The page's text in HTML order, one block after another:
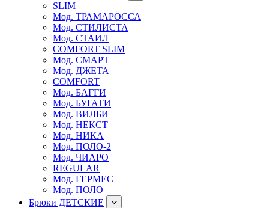
SLIM
Мод. ТРАМАРОССА
Мод. СТИЛИСТА
Мод. СТАИЛ
COMFORT SLIM
Мод. СМАРТ
Мод. ДЖЕТА
COMFORT
Мод. БАГГИ
Мод. БУГАТИ
Мод. ВИЛБИ
Мод. НЕКСТ
Мод. НИКА
Мод. ПОЛО-2
Мод. ЧИАРО
REGULAR
Мод. ГЕРМЕС
Мод. ПОЛО
Брюки ДЕТСКИЕ